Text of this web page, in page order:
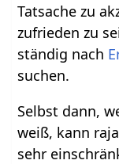
Tatsache zu
zufrieden zu
ständig nach
suchen.
Selbst dann,
weiß, kann
sehr